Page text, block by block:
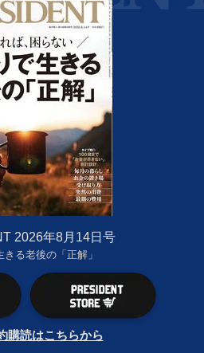
2026年8月14日号
る老後の「正解」
購読はこちらから